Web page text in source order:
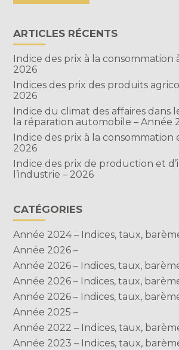
ARTICLES RÉCENTS
Indice des prix à la consommation
2026
Indices des prix des produits
2026
Indice du climat des affaires dans
la réparation automobile – Année
Indice des prix à la consommation
2026
Indice des prix de production et
l’industrie – 2026
CATÉGORIES
Année 2024 – Indices, taux,
Année 2026 –
Année 2026 – Indices, taux,
Année 2026 – Indices, taux,
Année 2026 – Indices, taux,
Année 2025 –
Année 2022 – Indices, taux,
Année 2023 – Indices, taux,